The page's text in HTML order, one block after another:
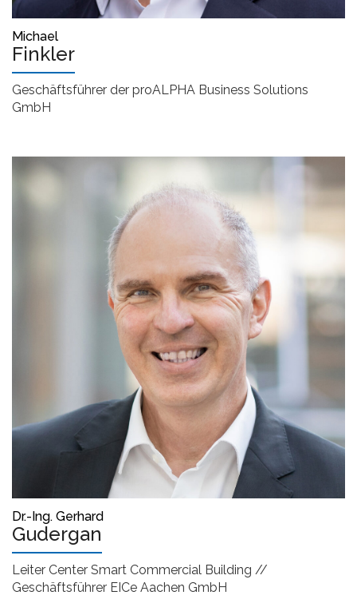
Michael
Finkler
Geschäftsführer der proALPHA Business Solutions
GmbH
Dr.-Ing. Gerhard
Gudergan
Leiter Center Smart Commercial Building //
Geschäftsführer EICe Aachen GmbH